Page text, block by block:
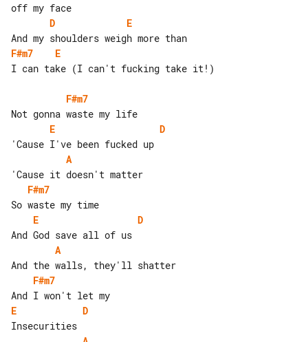
D
E
F#m7
E
I can take (I can't fucking take it!)
F#m7
E
D
A
F#m7
E
D
A
F#m7
E
D